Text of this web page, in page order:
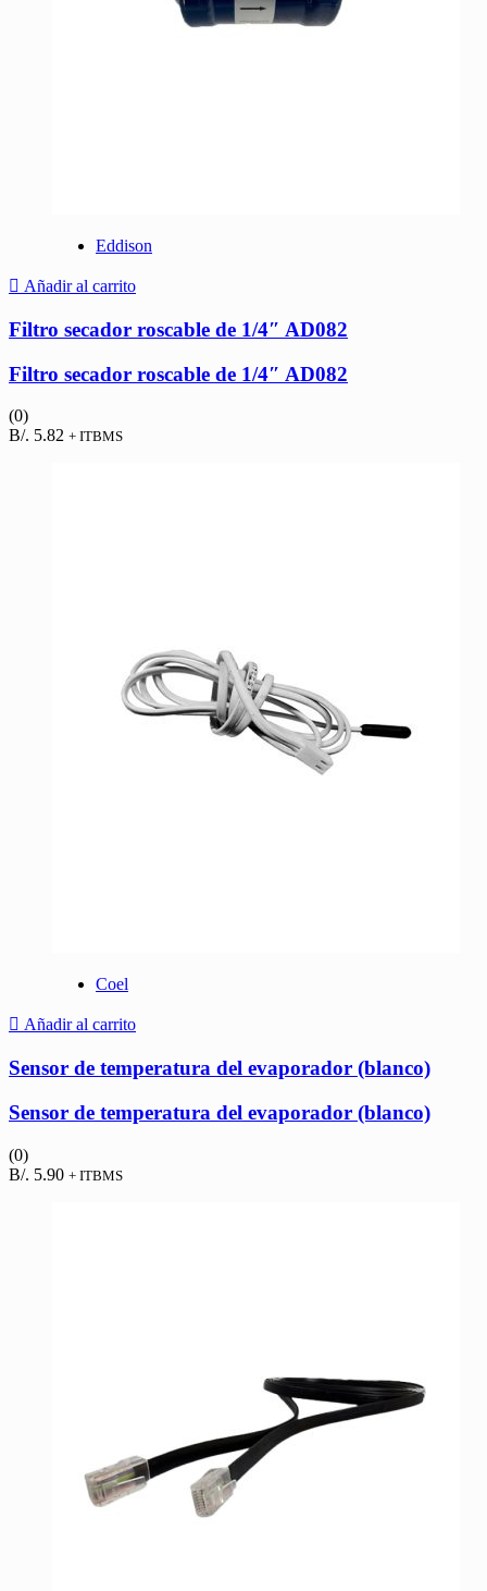
Eddison
Añadir al carrito
Filtro secador roscable de 1/4″ AD082
Filtro secador roscable de 1/4″ AD082
(0)
B/. 5.82 + ITBMS
Coel
Añadir al carrito
Sensor de temperatura del evaporador (blanco)
Sensor de temperatura del evaporador (blanco)
(0)
B/. 5.90 + ITBMS